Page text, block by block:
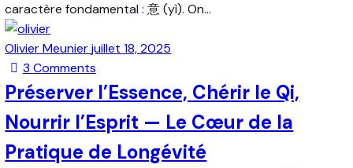
caractère fondamental : 意 (yì). On…
Olivier Meunierjuillet 18, 2025
3 Comments
Préserver l’Essence, Chérir le Qi,
Nourrir l’Esprit — Le Cœur de la
Pratique de Longévité